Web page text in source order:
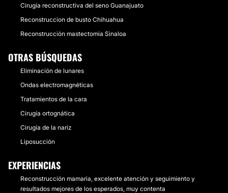
Cirugía reconstructiva del seno Guanajuato
Reconstruccion de busto Chihuahua
Reconstrucción mastectomia Sinaloa
OTRAS BÚSQUEDAS
Eliminación de lunares
Ondas electromagnéticas
Tratamientos de la cara
Cirugía ortognática
Cirugía de la nariz
Liposucción
EXPERIENCIAS
Reconstrucción mamaria, excelente atención y seguimiento y
resultados mejores de los esperados, muy contenta